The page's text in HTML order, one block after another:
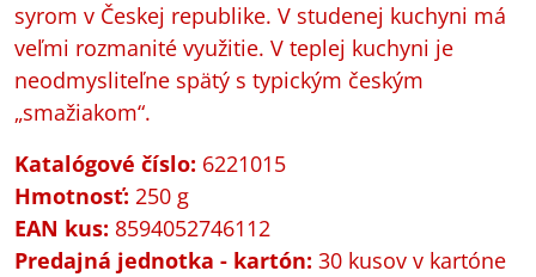
syrom v Českej republike. V studenej kuchyni má
veľmi rozmanité využitie. V teplej kuchyni je
neodmysliteľne spätý s typickým českým
„smažiakom“.
Katalógové číslo: 6221015
Hmotnosť: 250 g
EAN kus: 8594052746112
Predajná jednotka - kartón: 30 kusov v kartóne